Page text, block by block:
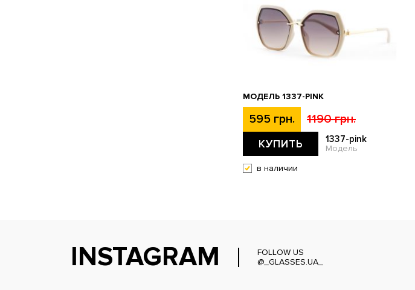
МОДЕЛЬ 1337-PINK
595 грн. 1190 грн.
КУПИТЬ 1337-pink
Модель
в наличии
INSTAGRAM
FOLLOW US
@_GLASSES.UA_